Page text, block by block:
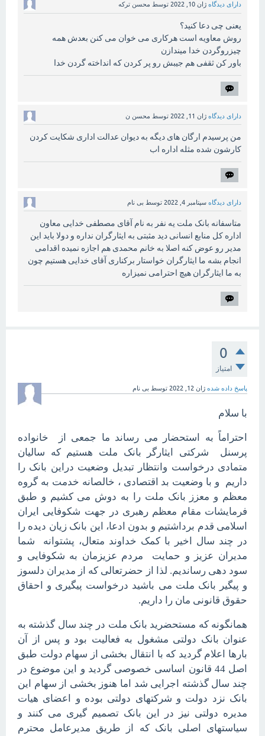
دارای دیدگاه ژان 10, 2022 توسط محسن ترکه
یعنی چی دعا کنید؟
روش معاویه است هرکاری می خوان می کنن بعدش همه
چیزروگردن خدا میندازن
باور کن ثقفی هم جیبش رو پر کردن که انداخته گردن خدا
دارای دیدگاه ژان 11, 2022 توسط محسن ن
من پرسیدم ارگان های دیگه به دیوان عدالت اداری شکایت کردن
کارشون شده مثله اداره اب
دارای دیدگاه سپتامبر 4, 2022 توسط بی نام
متاسفانه بانک ملت یه نفر به نام آقای مصطفی خدایی معاون
اداره کل منابع انسانی دید مثبتی به ایثارگران نداره و دولا باید این
مدیر رو عوض کنه اصلا به خانم محمدی هم اجازه نمیده اقدامی
انجام بشه ما ایثارگران خواستار برکناری آقای خدایی هستیم چون
به ما ایثارگران هیچ احترامی نمیزاره
0
امتیاز
پاسخ داده شده ژان 12, 2022 توسط بی نام
با سلام
احتراماً به استحضار می رساند ما جمعی از خانواده
پرسنل شرکتی ایثارگر بانک ملت هستیم که سالیان
متمادی درخواست وانتظار تبدیل وضعیت دراین بانک را
داریم و با وضعیت بد اقتصادی ، خالصانه خدمت به گروه
معظم و معزز بانک ملت را به دوش می کشیم و طبق
فرمایشات مقام معظم رهبری در جهت شکوفایی ایران
اسلامی قدم برداشتیم و بدون ادعا، این بانک زیان دیده را
در چند سال اخیر با کمک خداوند متعال، پشتوانه شما
مدیران عزیز و حمایت مردم عزیزمان به شکوفایی و
سود دهی رساندیم. لذا از حضرتعالی که از مدیران دلسوز
و پیگیر بانک ملت می باشید درخواست پیگیری و احقاق
حقوق قانونی مان را داریم.
همانگونه که مستحضرید بانک ملت در چند سال گذشته به
عنوان بانک دولتی مشغول به فعالیت بود و پس از آن
بارها اعلام گردید که با انتقال بخشی از سهام دولت طبق
اصل 44 قانون اساسی خصوصی گردید و این موضوع در
چند سال گذشته اجرایی شد اما هنوز بخشی از سهام این
بانک نزد دولت و شرکتهای دولتی بوده و اعضای هیات
مدیره دولتی نیز در این بانک تصمیم گیری می کنند و
سیاستهای اصلی بانک که از طریق مدیرعامل محترم